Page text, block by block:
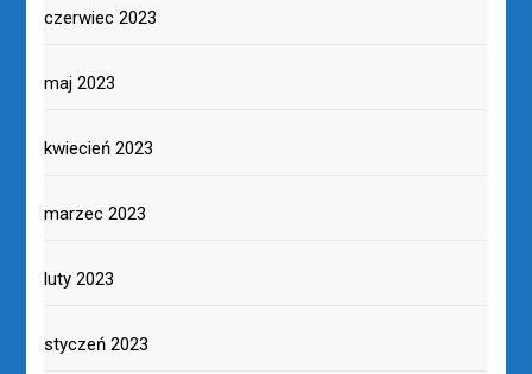
czerwiec 2023
maj 2023
kwiecień 2023
marzec 2023
luty 2023
styczeń 2023